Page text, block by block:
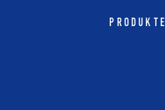
PRODUKTE